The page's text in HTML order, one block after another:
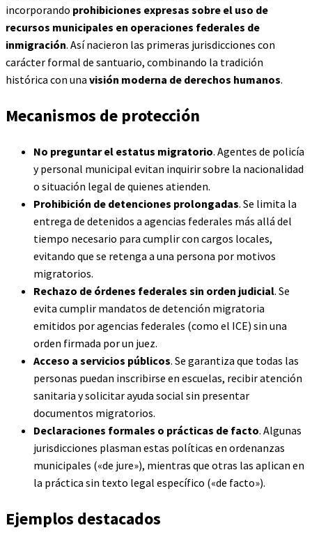
incorporando prohibiciones expresas sobre el uso de
recursos municipales en operaciones federales de
inmigración. Así nacieron las primeras jurisdicciones con
carácter formal de santuario, combinando la tradición
histórica con una visión moderna de derechos humanos.
Mecanismos de protección
No preguntar el estatus migratorio. Agentes de policía
y personal municipal evitan inquirir sobre la nacionalidad
o situación legal de quienes atienden.
Prohibición de detenciones prolongadas. Se limita la
entrega de detenidos a agencias federales más allá del
tiempo necesario para cumplir con cargos locales,
evitando que se retenga a una persona por motivos
migratorios.
Rechazo de órdenes federales sin orden judicial. Se
evita cumplir mandatos de detención migratoria
emitidos por agencias federales (como el ICE) sin una
orden firmada por un juez.
Acceso a servicios públicos. Se garantiza que todas las
personas puedan inscribirse en escuelas, recibir atención
sanitaria y solicitar ayuda social sin presentar
documentos migratorios.
Declaraciones formales o prácticas de facto. Algunas
jurisdicciones plasman estas políticas en ordenanzas
municipales («de jure»), mientras que otras las aplican en
la práctica sin texto legal específico («de facto»).
Ejemplos destacados